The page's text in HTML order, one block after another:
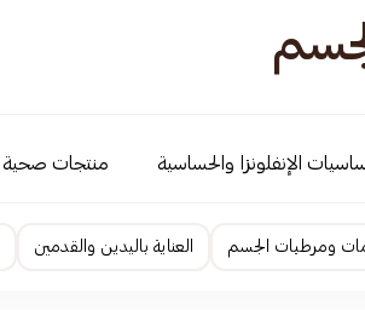
الإنفلونزا والحساسية منتجات صحية
ومرطبات الجسم العناية باليدين والقدمين